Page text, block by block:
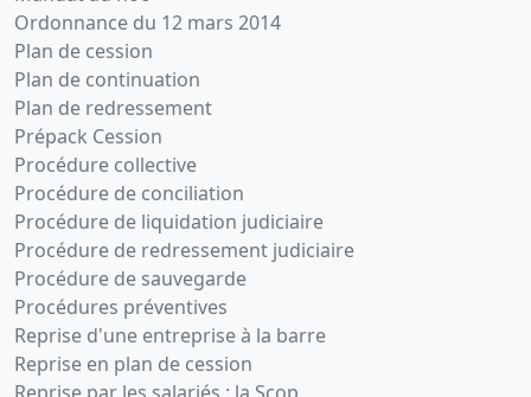
Ordonnance du 12 mars 2014
Plan de cession
Plan de continuation
Plan de redressement
Prépack Cession
Procédure collective
Procédure de conciliation
Procédure de liquidation judiciaire
Procédure de redressement judiciaire
Procédure de sauvegarde
Procédures préventives
Reprise d'une entreprise à la barre
Reprise en plan de cession